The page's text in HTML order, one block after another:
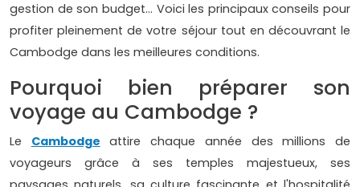
gestion de son budget… Voici les principaux conseils pour
profiter pleinement de votre séjour tout en découvrant le
Cambodge dans les meilleures conditions.
Pourquoi bien préparer son
voyage au Cambodge ?
Le Cambodge attire chaque année des millions de
voyageurs grâce à ses temples majestueux, ses